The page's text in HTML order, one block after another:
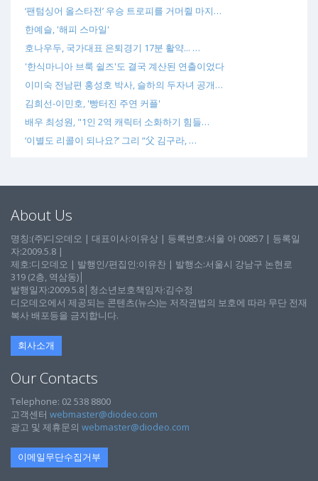
‘팬텀싱어 올스타전’ 우승 트로피를 거머쥘 마지…
한예슬, '해피 스마일'
호나우두, 국가대표 은퇴경기 17분 활약... …
'한식마니아 브룩 쉴즈'도 결국 계산된 연출이었다
이미숙 전남편 홍성호 박사, 슬하의 두자녀 공개…
김희선-이민호, '빵터진 주연 커플'
배우 최성원, "1인 2역 캐릭터 소화하기 힘들…
‘이별도 리콜이 되나요?’ 그리 “父 김구라, …
About Us
명칭:(주)디오데오 | 대표이사:이유상 | 등록번호:서울 아 00857 | 등록일
자:2009.5.8 |
제호:디오데오 | 발행인/편집인:이유찬 | 발행소:서울시 강남구 논현로
319 (2층, 역삼동)│
발행일자:2009.5.8│청소년보호책임자:김수정
디오데오에서 제공되는 콘텐츠(뉴스)는 저작권법의 보호에 따라 무단 전재
복사 배포등을 금지합니다.
회사소개
Our Contacts
Telephone: 02 538 8800
고객센터 webmaster@diodeo.com
광고 및 제휴문의 webmaster@diodeo.com
이메일무단수집거부